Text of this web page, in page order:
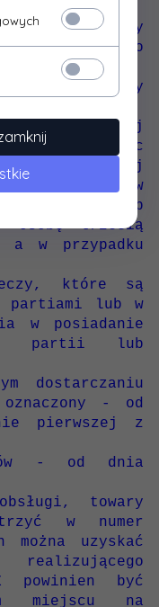
wystarczy
przed jego
od umowy
której
rzecz, będąc
jej
rzeczy w
lub
osobę trzecią
w przypadku
które są
partiami lub w
w posiadanie
partii lub
dostarczaniu
- od
pierwszej z
- od dnia
towary
w numer
można uzyskać
powinien być
miejscu na